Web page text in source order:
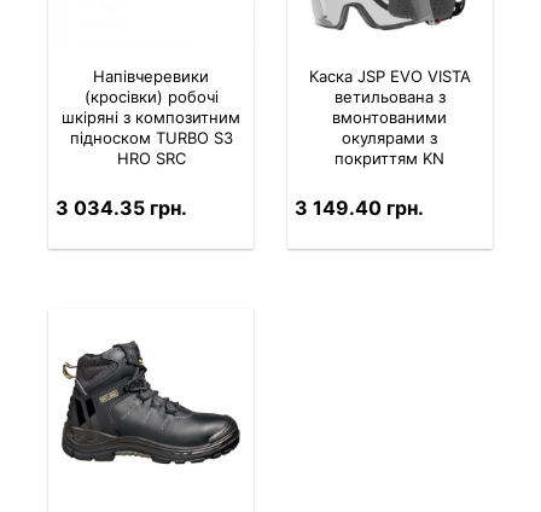
Напівчеревики
(кросівки) робочі
шкіряні з композитним
підноском TURBO S3
HRO SRC
3 034.35 грн.
Каска JSP EVO VISTA
ветильована з
вмонтованими
окулярами з
покриттям KN
3 149.40 грн.